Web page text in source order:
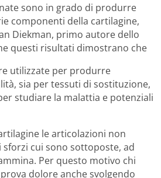
sono in grado di produrre
componenti della cartilagine,
Diekman, primo autore dello
questi risultati dimostrano che
utilizzate per produrre
sia per tessuti di sostituzione,
studiare la malattia e potenziali
le articolazioni non
cui sono sottoposte, ad
Per questo motivo chi
prova dolore anche svolgendo